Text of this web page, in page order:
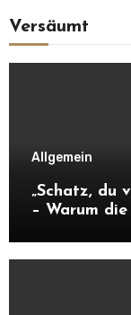
Versäumt
Allgemein
„Schatz, du
– Warum